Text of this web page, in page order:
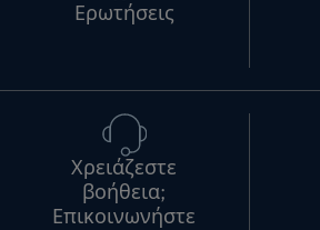
Ερωτήσεις
Χρειάζεστε
βοήθεια;
Επικοινωνήστε